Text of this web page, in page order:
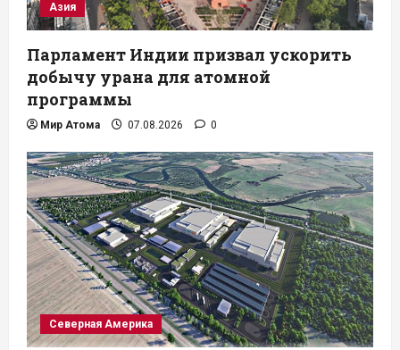
Азия
Парламент Индии призвал ускорить
добычу урана для атомной
программы
Мир Атома 07.08.2026 0
Северная Америка